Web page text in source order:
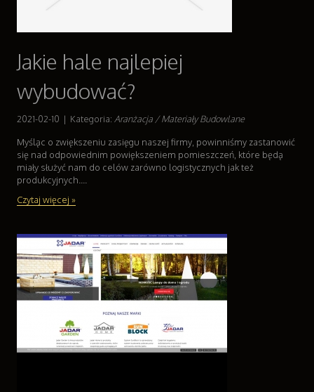
Usługi Motoryzacyjne
Salony, Komisy
Reklama
Agencje Reklamowe
Inne Agencje
Ruch
Imprezy Integracyjne
Informatyczne
Restauracje, Catering
Fotografia
Adwokaci, Porady Prawne
Weterynaryjne, Hodowla Zwierząt
Sprzątanie, Porządkowanie
Jakie hale najlepiej
wybudować?
2021-02-10 | Kategoria: Aranżacja / Materiały Budowlane
Myśląc o zwiększeniu zasięgu naszej firmy, powinniśmy zastanowić
się nad odpowiednim powiększeniem pomieszczeń, które będą
miały służyć nam do celów zarówno logistycznych jak też
produkcyjnych....
Czytaj więcej »